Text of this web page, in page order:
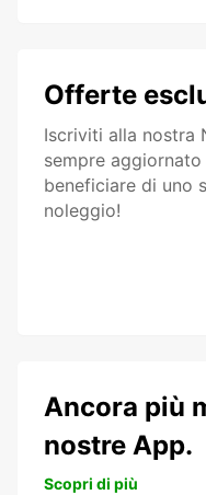
Offerte
Iscriviti alla nostra
sempre
beneficiare di uno
noleggio!
Ancora più
nostre App.
Scopri di più